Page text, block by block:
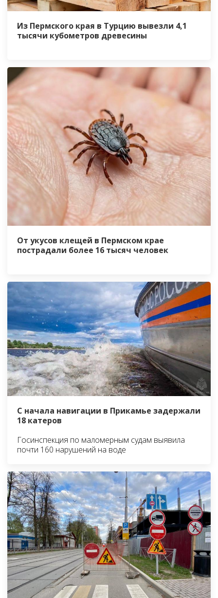
Из Пермского края в Турцию вывезли 4,1
тысячи кубометров древесины
От укусов клещей в Пермском крае
пострадали более 16 тысяч человек
С начала навигации в Прикамье задержали
18 катеров
Госинспекция по маломерным судам выявила
почти 160 нарушений на воде